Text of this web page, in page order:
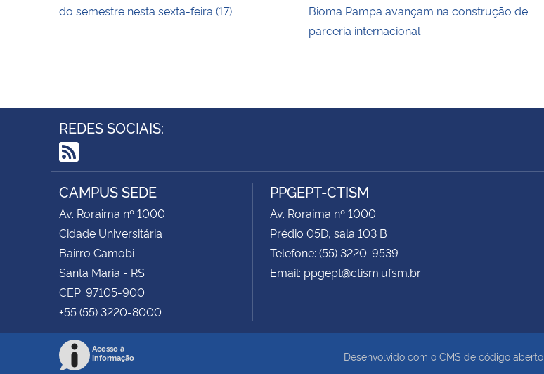
do semestre nesta sexta-feira (17)
Bioma Pampa avançam na construção de
parceria internacional
REDES SOCIAIS:
RSS
CAMPUS SEDE
Av. Roraima nº 1000
Cidade Universitária
Bairro Camobi
Santa Maria - RS
CEP: 97105-900
+55 (55) 3220-8000
PPGEPT-CTISM
Av. Roraima nº 1000
Prédio 05D, sala 103 B
Telefone: (55) 3220-9539
Email: ppgept@ctism.ufsm.br
Acesso à
Informação
Desenvolvido com o CMS de código aberto